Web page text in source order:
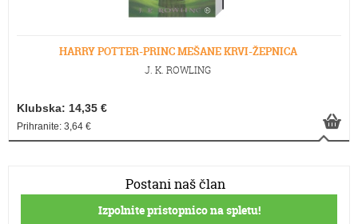
HARRY POTTER-PRINC MEŠANE KRVI-ŽEPNICA
J. K. ROWLING
Klubska: 14,35 €
Prihranite: 3,64 €
Postani naš član
Izpolnite pristopnico na spletu!